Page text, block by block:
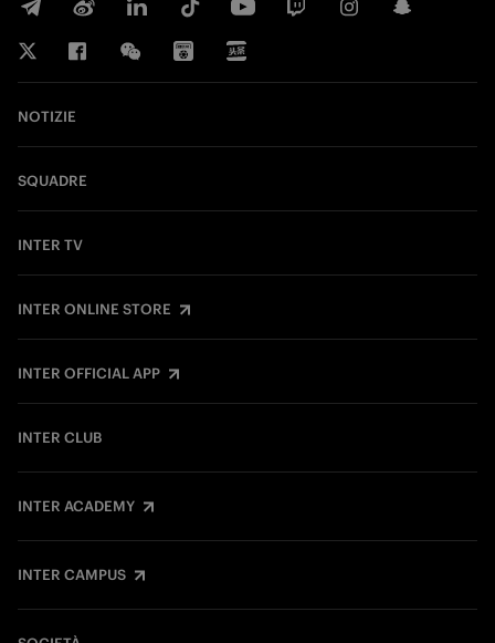
NOTIZIE
SQUADRE
INTER TV
INTER ONLINE STORE
INTER OFFICIAL APP
INTER CLUB
INTER ACADEMY
INTER CAMPUS